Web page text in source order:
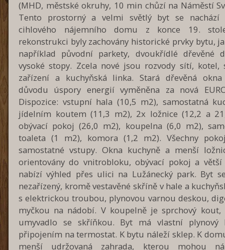
(MHD, městské okruhy, 10 min chůzí na Náměstí
Tento prostorný a velmi světlý byt se nachází
cihlového nájemního domu z konce 19.
rekonstrukci byly zachovány historické prvky bytu,
například původní parkety, dvoukřídlé dřevěné
vysoké stopy. Zcela nové jsou rozvody sítí, kotel,
zařízení a kuchyňská linka. Stará dřevěná
důvodu úspory energií vyměněna za nová
Dispozice: vstupní hala (10,5 m2), samostatná
jídelním koutem (11,3 m2), 2x ložnice (12,2 a
obývací pokoj (26,0 m2), koupelna (6,0 m2),
toaleta (1 m2), komora (1,2 m2). Všechny
samostatné vstupy. Okna kuchyně a menší
orientovány do vnitrobloku, obývací pokoj a větší
nabízí výhled přes ulici na Lužánecký park. Byt
nezařízený, kromě vestavěné skříně v hale a
s elektrickou troubou, plynovou varnou deskou,
myčkou na nádobí. V koupelně je sprchový
umyvadlo se skříňkou. Byt má vlastní plynový
připojením na termostat. K bytu náleží sklep. K
menší udržovaná zahrada, kterou mohou